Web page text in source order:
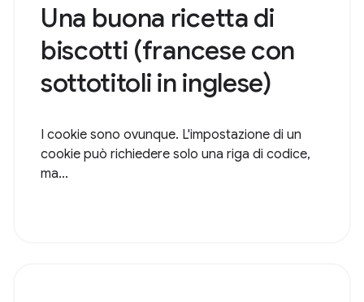
Una buona ricetta di
biscotti (francese con
sottotitoli in inglese)
I cookie sono ovunque. L'impostazione di un
cookie può richiedere solo una riga di codice,
ma...